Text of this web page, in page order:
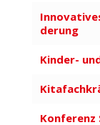
derung
Kinder-
Konferenz